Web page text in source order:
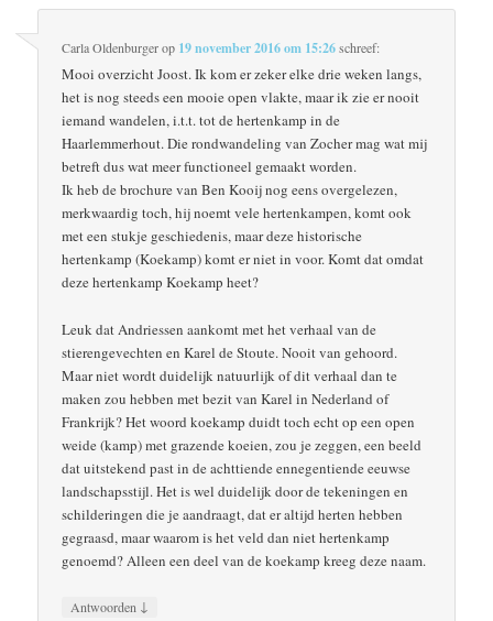
Carla Oldenburgerop 19 november 2016 om 15:26schreef:
Mooi overzicht Joost. Ik kom er zeker elke drie weken langs,
het is nog steeds een mooie open vlakte, maar ik zie er nooit
iemand wandelen, i.t.t. tot de hertenkamp in de
Haarlemmerhout. Die rondwandeling van Zocher mag wat mij
betreft dus wat meer functioneel gemaakt worden.
Ik heb de brochure van Ben Kooij nog eens overgelezen,
merkwaardig toch, hij noemt vele hertenkampen, komt ook
met een stukje geschiedenis, maar deze historische
hertenkamp (Koekamp) komt er niet in voor. Komt dat omdat
deze hertenkamp Koekamp heet?
Leuk dat Andriessen aankomt met het verhaal van de
stierengevechten en Karel de Stoute. Nooit van gehoord.
Maar niet wordt duidelijk natuurlijk of dit verhaal dan te
maken zou hebben met bezit van Karel in Nederland of
Frankrijk? Het woord koekamp duidt toch echt op een open
weide (kamp) met grazende koeien, zou je zeggen, een beeld
dat uitstekend past in de achttiende ennegentiende eeuwse
landschapsstijl. Het is wel duidelijk door de tekeningen en
schilderingen die je aandraagt, dat er altijd herten hebben
gegraasd, maar waarom is het veld dan niet hertenkamp
genoemd? Alleen een deel van de koekamp kreeg deze naam.
Antwoorden ↓